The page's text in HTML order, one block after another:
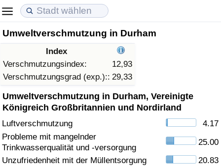
Umweltverschmutzung in Durham
Index
Verschmutzungsindex:
12,93
Verschmutzungsgrad (exp.):: 29,33
Umweltverschmutzung in Durham, Vereinigte
Königreich Großbritannien und Nordirland
Luftverschmutzung
4.17
Probleme mit mangelnder
Trinkwasserqualität und -versorgung
25.00
Unzufriedenheit mit der Müllentsorgung
20.83
Lebenshaltungskosten
Lebenshaltungskosten-Index (aktuell)
Lebenshaltungskosten-Index
Lebenshaltungskosten-Index nach Land
in Akaba
Immobilienpreise
Immobilienpreis-Index (aktuell)
Immobilienpreis-Index
Immobilienpreis-Index nach Land
Lebensqualität
Lebensqualität-Index
Lebensqualität-Index (aktuell)
Lebensqualitätsindex nach Land
Kriminalität
Kriminalitäts-Index (aktuell)